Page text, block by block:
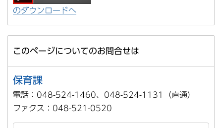
のダウンロードへ
このページについてのお問合せは
保育課
電話：048-524-1460、048-524-1131（直通）
ファクス：048-521-0520